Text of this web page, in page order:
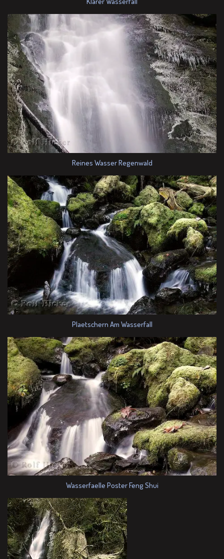
Reines Wasser Regenwald
Plaetschern Am Wasserfall
Wasserfaelle Poster Feng Shui